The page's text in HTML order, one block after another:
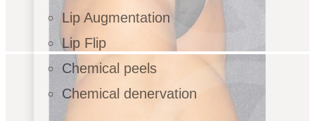
Lip Augmentation
Lip Flip
Chemical peels
Chemical denervation